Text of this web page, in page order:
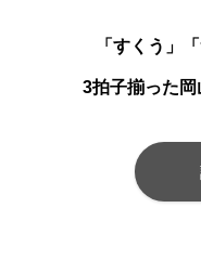
「すくう」
3拍子揃った